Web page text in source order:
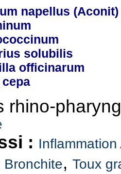
napellus (Aconit)
solubilis
officinarum
rhino-
:
Bronchite, Toux